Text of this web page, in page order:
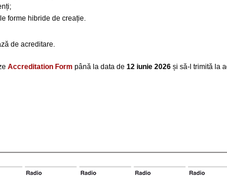
forme hibride de creație.
de acreditare.
Accreditation Form până la data de 12 iunie 2026 și să-l trimită la